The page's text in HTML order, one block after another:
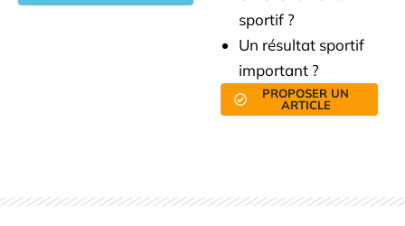
sportif ?
Un résultat sportif
important ?
PROPOSER UN
ARTICLE